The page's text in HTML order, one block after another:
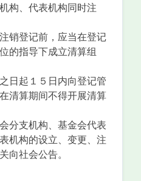
机构、代表机构同时注
注销登记前，应当在登记
的指导下成立清算组
之日起１５日内向登记管
清算期间不得开展清算
会分支机构、基金会代表
机构的设立、变更、注
向社会公告。